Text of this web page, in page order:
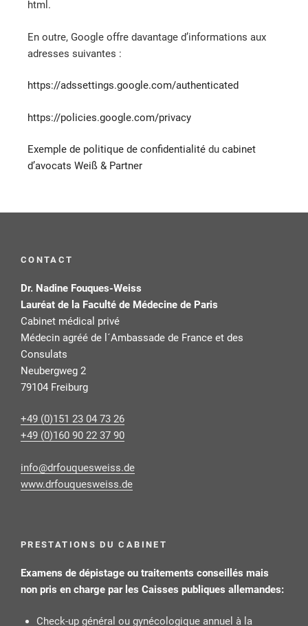
html.
En outre, Google offre davantage d’informations aux
adresses suivantes :
https://adssettings.google.com/authenticated
https://policies.google.com/privacy
Exemple de politique de confidentialité du cabinet
d’avocats Weiß & Partner
CONTACT
Dr. Nadine Fouques-Weiss
Lauréat de la Faculté de Médecine de Paris
Cabinet médical privé
Médecin agréé de l´Ambassade de France et des
Consulats
Neubergweg 2
79104 Freiburg
+49 (0)151 23 04 73 26
+49 (0)160 90 22 37 90
ed.ssiewseuquofrd@ofni
www.drfouquesweiss.de
PRESTATIONS DU CABINET
Examens de dépistage ou traitements conseillés mais
non pris en charge par les Caisses publiques allemandes:
Check-up général ou gynécologique annuel à la